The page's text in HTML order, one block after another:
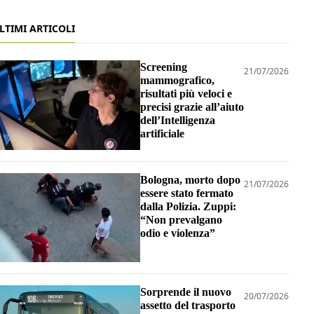
ARTICOLI
Screening
mammografico,
risultati più veloci e
precisi grazie all’aiuto
dell’Intelligenza
artificiale
21/07/2026
Bologna, morto dopo
essere stato fermato
dalla Polizia. Zuppi:
“Non prevalgano
odio e violenza”
21/07/2026
Sorprende il nuovo
assetto del trasporto
20/07/2026